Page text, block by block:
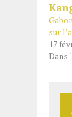
sur
17
Dans